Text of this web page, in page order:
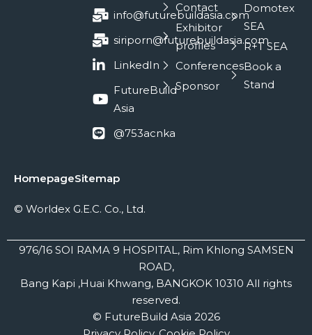
info@futurebuildasia.com
siriporn@futurebuildasia.com
LinkedIn
FutureBuild
Asia
@753acnka
Contact
Exhibitor
profiles
Conferences
Sponsor
Domotex
SEA
R+T SEA
Book a
Stand
HomepageSitemap
© Worldex G.E.C. Co., Ltd.
976/16 SOI RAMA 9 HOSPITAL, Rim Khlong SAMSEN
ROAD,
Bang Kapi ,Huai Khwang, BANGKOK 10310 All rights
reserved.
© FutureBuild Asia 2026